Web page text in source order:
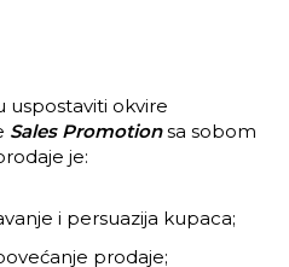
okvire
Sales Promotionsa sobom
je:
i persuazija kupaca;
prodaje;